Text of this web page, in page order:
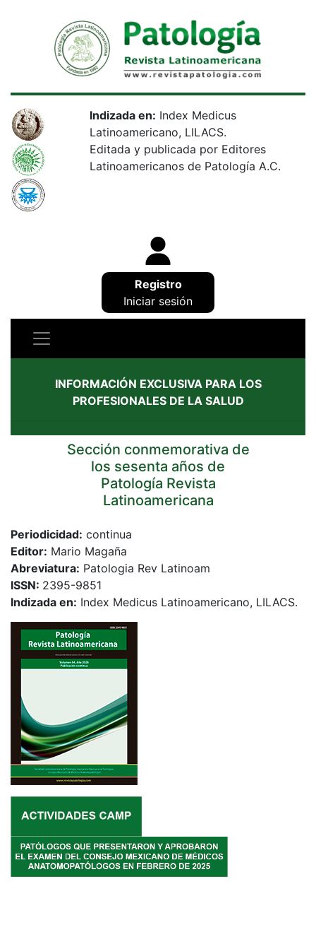
Indizada en: Index Medicus
Latinoamericano, LILACS.
Editada y publicada por Editores
Latinoamericanos de Patología A.C.
Registro
Iniciar sesión
INFORMACIÓN EXCLUSIVA PARA LOS
PROFESIONALES DE LA SALUD
Sección conmemorativa de
los sesenta años de
Patología Revista
Latinoamericana
Periodicidad: continua
Editor: Mario Magaña
Abreviatura: Patologia Rev Latinoam
ISSN: 2395-9851
Indizada en: Index Medicus Latinoamericano, LILACS.